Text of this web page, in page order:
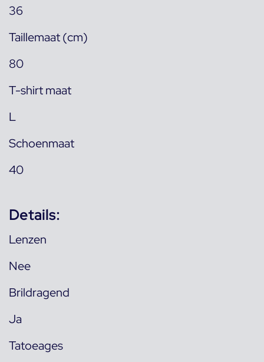
36
Taillemaat (cm)
80
T-shirt maat
L
Schoenmaat
40
Details:
Lenzen
Nee
Brildragend
Ja
Tatoeages